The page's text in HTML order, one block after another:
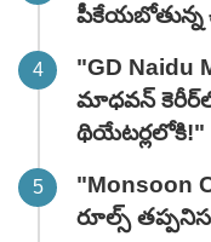
పీకేయబోతున్న
"GD Naidu
మాధవన్‌
థియేటర్లలోకి!"
"Monsoon
రూల్స్